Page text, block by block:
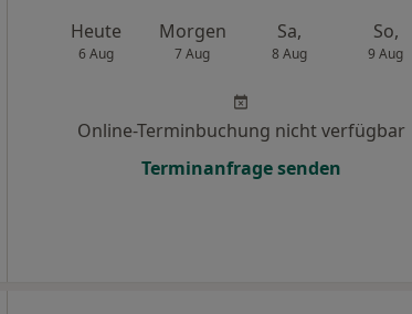
Heute
6 Aug
Morgen
7 Aug
Sa,
8 Aug
So,
9 Aug
Online-Terminbuchung nicht verfügbar
Terminanfrage senden